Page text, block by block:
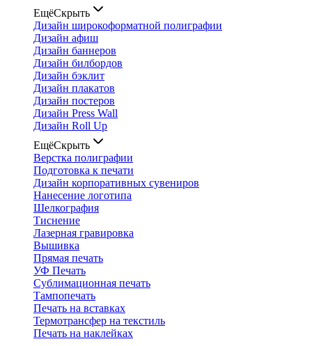
ЕщёСкрыть
Дизайн широкоформатной полиграфии
Дизайн афиш
Дизайн баннеров
Дизайн билбордов
Дизайн бэклит
Дизайн плакатов
Дизайн постеров
Дизайн Press Wall
Дизайн Roll Up
ЕщёСкрыть
Верстка полиграфии
Подготовка к печати
Дизайн корпоративных сувениров
Нанесение логотипа
Шелкография
Тиснение
Лазерная гравировка
Вышивка
Прямая печать
УФ Печать
Сублимационная печать
Тампопечать
Печать на вставках
Термотрансфер на текстиль
Печать на наклейках